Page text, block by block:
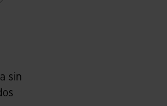
e impermeable, que repele el
a lluvia prolongada, fuerte y
la frescura y la
sin